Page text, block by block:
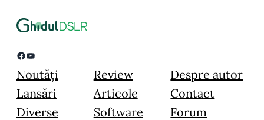
Facebook YouTube
Noutăți
Lansări
Diverse
Review
Articole
Software
Despre autor
Contact
Forum